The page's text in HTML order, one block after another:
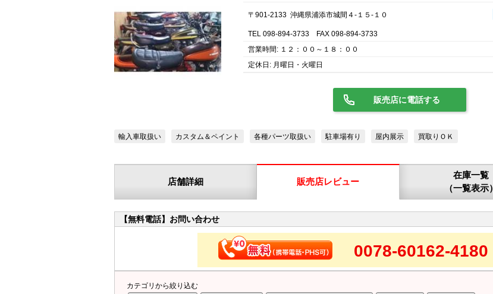
〒901-2133 沖縄県浦添市城間４-１５-１０
TEL 098-894-3733 FAX 098-894-3733
営業時間: １２：００～１８：００
定休日: 月曜日・火曜日
販売店に電話する
輸入車取扱い カスタム＆ペイント 各種パーツ取扱い 駐車場有り 屋内展示 買取りＯＫ
店舗詳細 販売店レビュー
在庫一覧
（一覧表示）
【無料電話】お問い合わせ
0078-60162-4180
カテゴリから絞り込む